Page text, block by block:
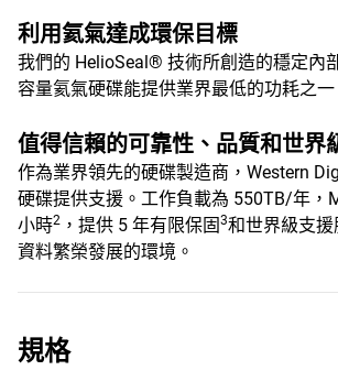
利用氦氣達成環保目標
我們的 HelioSeal® 技術所創造的穩定內
容量氦氣硬碟能提供業界最低的功耗之一
值得信賴的可靠性、品質和世界
作為業界領先的硬碟製造商，Western
硬碟提供支援。工作負載為 550TB/年，
小時2 ，提供 5 年有限保固3和世界級支
資料繁榮發展的環境。
規格